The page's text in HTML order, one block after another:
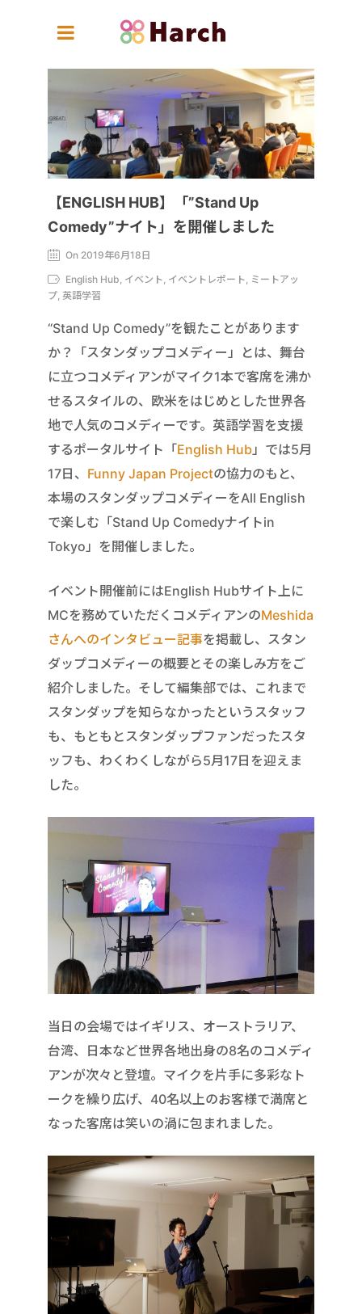
【ENGLISH HUB】「”Stand Up
Comedy”ナイト」を開催しました
On 2019年6月18日
English Hub, イベント, イベントレポート, ミートアッ
プ, 英語学習
“Stand Up Comedy”を観たことがあります
か？「スタンダップコメディー」とは、舞台
に立つコメディアンがマイク1本で客席を沸か
せるスタイルの、欧米をはじめとした世界各
地で人気のコメディーです。英語学習を支援
するポータルサイト「English Hub」では5月
17日、 Funny Japan Projectの協力のもと、
本場のスタンダップコメディーをAll English
で楽しむ「Stand Up Comedyナイトin
Tokyo」を開催しました。
イベント開催前にはEnglish Hubサイト上に
MCを務めていただくコメディアンのMeshida
さんへのインタビュー記事を掲載し、スタン
ダップコメディーの概要とその楽しみ方をご
紹介しました。そして編集部では、これまで
スタンダップを知らなかったというスタッフ
も、もともとスタンダップファンだったスタ
ッフも、わくわくしながら5月17日を迎えま
した。
当日の会場ではイギリス、オーストラリア、
台湾、日本など世界各地出身の8名のコメディ
アンが次々と登壇。マイクを片手に多彩なト
ークを繰り広げ、40名以上のお客様で満席と
なった客席は笑いの渦に包まれました。